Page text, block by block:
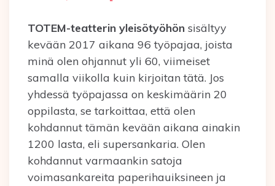
TOTEM-teatterin yleisötyöhön sisältyy
kevään 2017 aikana 96 työpajaa, joista
minä olen ohjannut yli 60, viimeiset
samalla viikolla kuin kirjoitan tätä. Jos
yhdessä työpajassa on keskimäärin 20
oppilasta, se tarkoittaa, että olen
kohdannut tämän kevään aikana ainakin
1200 lasta, eli supersankaria. Olen
kohdannut varmaankin satoja
voimasankareita paperihauiksineen ja